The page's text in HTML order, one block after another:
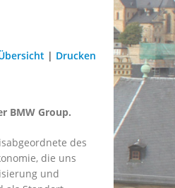
| Drucken
BMW Group.
des
die uns
und